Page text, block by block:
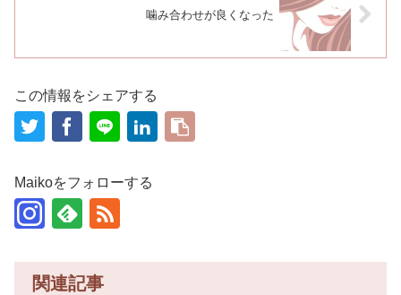
噛み合わせが良くなった
この情報をシェアする
Maikoをフォローする
関連記事